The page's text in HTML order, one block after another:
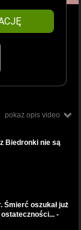
pokaż opis video
Biedronki nie są
Śmierć oszukał już
-